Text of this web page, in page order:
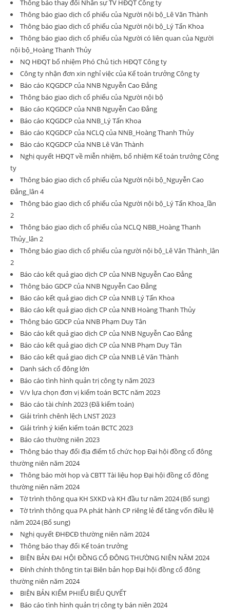
Thông báo thay đổi Nhân sự TV HĐQT Công ty
Thông báo giao dịch cổ phiếu của Người nội bộ_Lê Văn Thành
Thông báo giao dịch cổ phiếu của Người nội bộ_Lý Tấn Khoa
Thông báo giao dịch cổ phiếu của Người có liên quan của Người
nội bộ_Hoàng Thanh Thủy
NQ HĐQT bổ nhiệm Phó Chủ tịch HĐQT Công ty
Công ty nhận đơn xin nghỉ việc của Kế toán trưởng Công ty
Báo cáo KQGDCP của NNB Nguyễn Cao Đẳng
Thông báo giao dịch cổ phiếu của Người nội bộ
Báo cáo KQGDCP của NNB Nguyễn Cao Đẳng
Báo cáo KQGDCP của NNB_Lý Tấn Khoa
Báo cáo KQGDCP của NCLQ của NNB_Hoàng Thanh Thủy
Báo cáo KQGDCP của NNB Lê Văn Thành
Nghị quyết HĐQT về miễn nhiệm, bổ nhiệm Kế toán trưởng Công
ty
Thông báo giao dịch cổ phiếu của Người nội bộ_Nguyễn Cao
Đẳng_lân 4
Thông báo giao dịch cổ phiếu của Người nội bộ_Lý Tấn Khoa_lần
2
Thông báo giao dịch cổ phiếu của NCLQ NBB_Hoàng Thanh
Thủy_lân 2
Thông báo giao dịch cổ phiếu của người nội bộ_Lê Văn Thành_lân
2
Báo cáo kết quả giao dịch CP của NNB Nguyễn Cao Đẳng
Thông báo GDCP của NNB Nguyễn Cao Đẳng
Báo cáo kết quả giao dịch CP của NNB Lý Tấn Khoa
Báo cáo kết quả giao dịch CP của NNB Hoàng Thanh Thủy
Thông báo GDCP của NNB Phạm Duy Tân
Báo cáo kết quả giao dịch CP của NNB Nguyễn Cao Đẳng
Báo cáo kết quả giao dịch CP của NNB Phạm Duy Tân
Báo cáo kết quả giao dịch CP của NNB Lê Văn Thành
Danh sách cổ đông lớn
Báo cáo tình hình quản trị công ty năm 2023
V/v lựa chọn đơn vị kiểm toán BCTC năm 2023
Báo cáo tài chính 2023 (Đã kiểm toán)
Giải trình chênh lệch LNST 2023
Giải trình ý kiến kiểm toán BCTC 2023
Báo cáo thường niên 2023
Thông báo thay đổi địa điểm tổ chức họp Đại hội đồng cổ đông
thường niên năm 2024
Thông báo mời họp và CBTT Tài liệu họp Đại hội đồng cổ đông
thường niên năm 2024
Tờ trình thông qua KH SXKD và KH đầu tư năm 2024 (Bổ sung)
Tờ trình thông qua PA phát hành CP riêng lẻ để tăng vốn điều lệ
năm 2024 (Bổ sung)
Nghị quyết ĐHĐCĐ thường niên năm 2024
Thông báo thay đổi Kế toán trưởng
BIÊN BẢN ĐẠI HỘI ĐỒNG CỔ ĐÔNG THƯỜNG NIÊN NĂM 2024
Đính chính thông tin tại Biên bản họp Đại hội đồng cổ đông
thường niên năm 2024
BIÊN BẢN KIỂM PHIẾU BIỂU QUYẾT
Báo cáo tình hình quản trị công ty bán niên 2024